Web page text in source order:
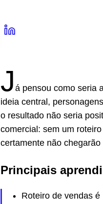
J á pensou como seria
ideia central,
o resultado não seria
comercial: sem um
certamente não
Principais
Roteiro de vendas